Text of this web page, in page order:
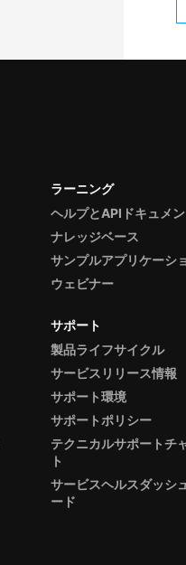
ラーニング
ヘルプとAPIドキュメ
ナレッジベース
サンプルアプリケーシ
ウェビナー
サポート
製品ライフサイクル
サービスリリース情報
サポート環境
サポートポリシー
テクニカルサポートチ
ト
サービスヘルスダッシ
ード